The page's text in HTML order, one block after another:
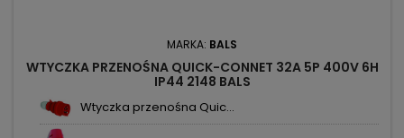
MARKA: BALS
WTYCZKA PRZENOŚNA QUICK-CONNET 32A 5P 400V 6H
IP44 2148 BALS
Wtyczka przenośna Quic...